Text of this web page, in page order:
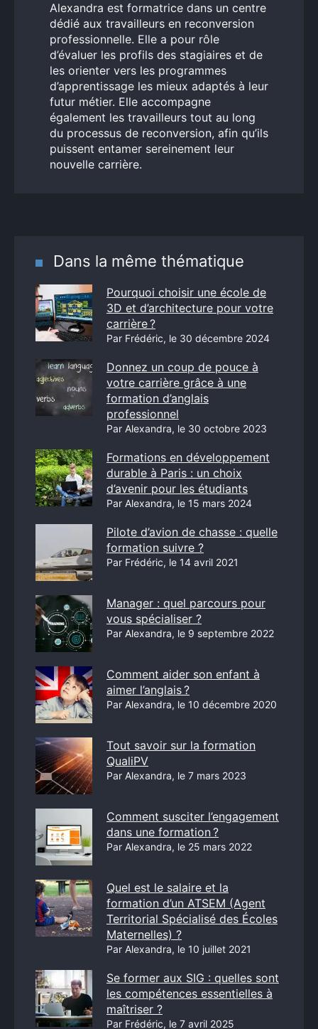
Alexandra est formatrice dans un centre
dédié aux travailleurs en reconversion
professionnelle. Elle a pour rôle
d’évaluer les profils des stagiaires et de
les orienter vers les programmes
d’apprentissage les mieux adaptés à leur
futur métier. Elle accompagne
également les travailleurs tout au long
du processus de reconversion, afin qu’ils
puissent entamer sereinement leur
nouvelle carrière.
Dans la même thématique
Pourquoi choisir une école de
3D et d’architecture pour votre
carrière ?
Par Frédéric, le 30 décembre 2024
Donnez un coup de pouce à
votre carrière grâce à une
formation d’anglais
professionnel
Par Alexandra, le 30 octobre 2023
Formations en développement
durable à Paris : un choix
d’avenir pour les étudiants
Par Alexandra, le 15 mars 2024
Pilote d’avion de chasse : quelle
formation suivre ?
Par Frédéric, le 14 avril 2021
Manager : quel parcours pour
vous spécialiser ?
Par Alexandra, le 9 septembre 2022
Comment aider son enfant à
aimer l’anglais ?
Par Alexandra, le 10 décembre 2020
Tout savoir sur la formation
QualiPV
Par Alexandra, le 7 mars 2023
Comment susciter l’engagement
dans une formation ?
Par Alexandra, le 25 mars 2022
Quel est le salaire et la
formation d’un ATSEM (Agent
Territorial Spécialisé des Écoles
Maternelles) ?
Par Alexandra, le 10 juillet 2021
Se former aux SIG : quelles sont
les compétences essentielles à
maîtriser ?
Par Frédéric, le 7 avril 2025